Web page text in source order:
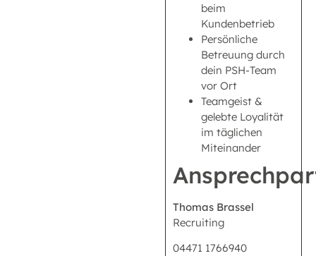
beim
Kundenbetrieb
Persönliche
Betreuung durch
dein PSH-Team
vor Ort
Teamgeist &
gelebte Loyalität
im täglichen
Miteinander
Thomas Brassel
Recruiting
04471 1766940